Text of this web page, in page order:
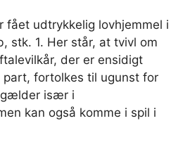
fået udtrykkelig lovhjemmel i
stk. 1. Her står, at tvivl om
der er ensidigt
fortolkes til ugunst for
gælder især i
kan også komme i spil i